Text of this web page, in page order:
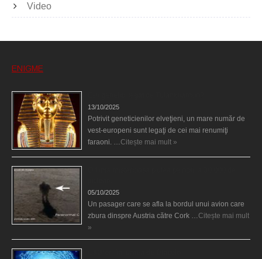
Video
ENIGME
13/10/2025
Potrivit geneticienilor elveţieni, un mare număr de
vest-europeni sunt legaţi de cei mai renumiţi
faraoni. …Citește mai mult »
05/10/2025
Un pasager care se afla la bordul unui avion care
zbura dinspre Austria către Cork …Citește mai mult
»